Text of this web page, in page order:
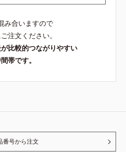
み合いますので
注文ください。
比較的つながりやすい
帯です。
番号から注文